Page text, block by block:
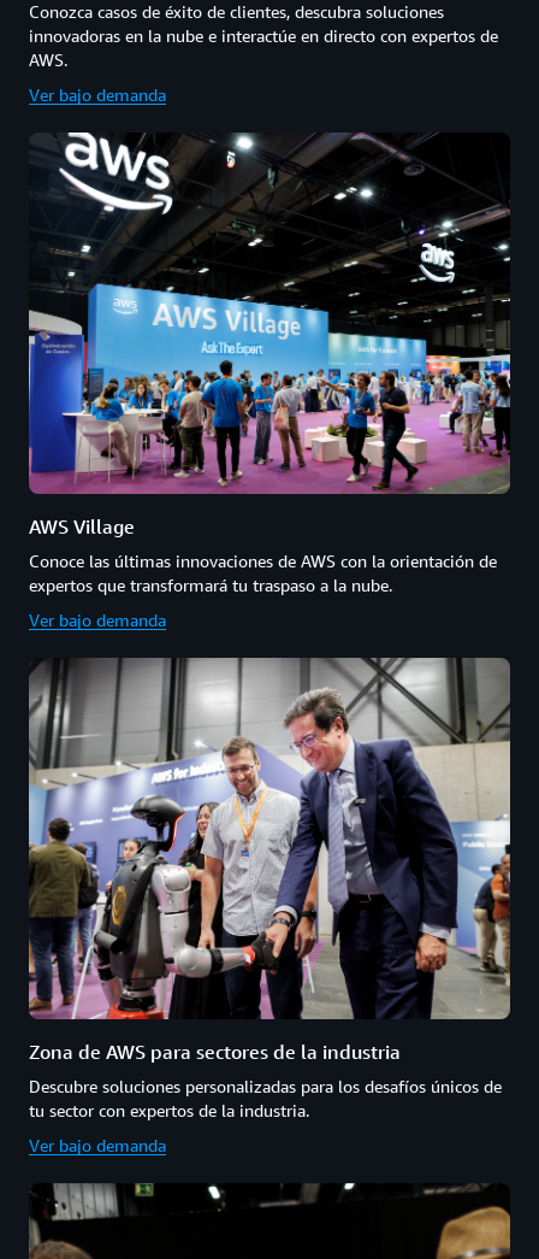
Conozca casos de éxito de clientes, descubra soluciones
innovadoras en la nube e interactúe en directo con expertos de
AWS.
Ver bajo demanda
AWS Village
Conoce las últimas innovaciones de AWS con la orientación de
expertos que transformará tu traspaso a la nube.
Ver bajo demanda
Zona de AWS para sectores de la industria
Descubre soluciones personalizadas para los desafíos únicos de
tu sector con expertos de la industria.
Ver bajo demanda